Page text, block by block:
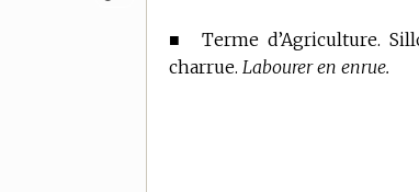
■Terme d’Agriculture.
charrue. Labourer en enrue.